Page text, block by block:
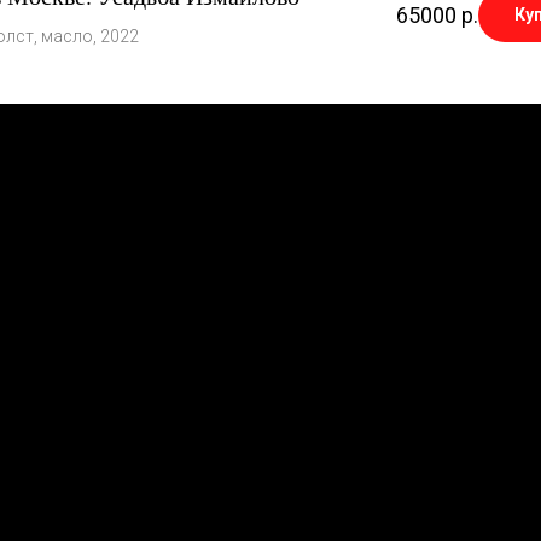
масло, 2022
65000 р.